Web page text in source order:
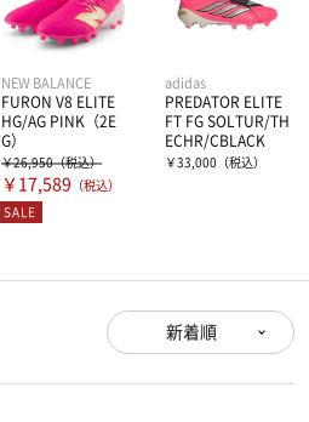
NEW BALANCE
FURON V8 ELITE
HG/AG PINK（2E
G）
￥26,950（税込）
￥17,589 （税込）
SALE
adidas
PREDATOR ELITE
FT FG SOLTUR/TH
ECHR/CBLACK
￥33,000 （税込）
新着順